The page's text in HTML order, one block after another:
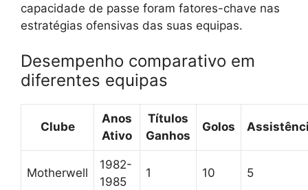
capacidade de passe foram fatores-chave nas
estratégias ofensivas das suas equipas.
Desempenho comparativo em
diferentes equipas
Clube
Anos
Ativo
Títulos
Ganhos
Golos
Motherwell
1982-
1985
1 10 5